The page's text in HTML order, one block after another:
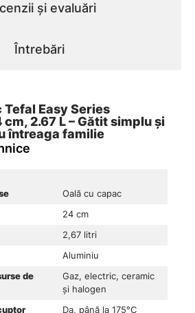
și evaluări
Întrebări
Tefal Easy Series
2.67 L – Gătit simplu și
întreaga familie
Oală cu capac
24 cm
2,67 litri
Aluminiu
de
Gaz, electric, ceramic
și halogen
Da, până la 175°C